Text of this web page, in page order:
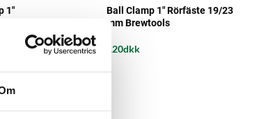
1"
Ball Clamp 1" Rörfäste 19/23
mm Brewtools
120dkk